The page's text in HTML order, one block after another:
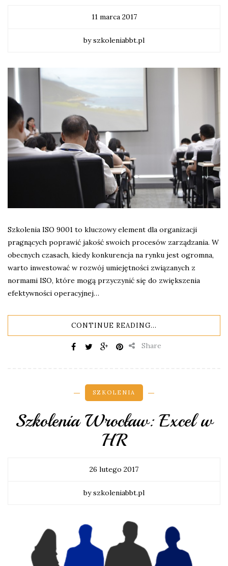
11 marca 2017
by szkoleniabbt.pl
Szkolenia ISO 9001 to kluczowy element dla organizacji
pragnących poprawić jakość swoich procesów zarządzania. W
obecnych czasach, kiedy konkurencja na rynku jest ogromna,
warto inwestować w rozwój umiejętności związanych z
normami ISO, które mogą przyczynić się do zwiększenia
efektywności operacyjnej…
CONTINUE READING...
Share
SZKOLENIA
Szkolenia Wrocław: Excel w
HR
26 lutego 2017
by szkoleniabbt.pl